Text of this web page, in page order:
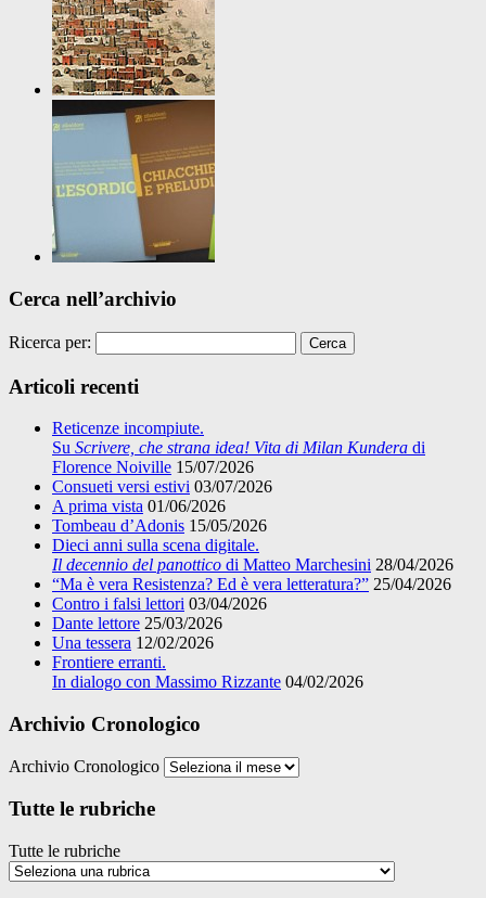
Cerca nell’archivio
Ricerca per:
Articoli recenti
Reticenze incompiute.
Su Scrivere, che strana idea! Vita di Milan Kundera di
Florence Noiville 15/07/2026
Consueti versi estivi 03/07/2026
A prima vista 01/06/2026
Tombeau d’Adonis 15/05/2026
Dieci anni sulla scena digitale.
Il decennio del panottico di Matteo Marchesini 28/04/2026
“Ma è vera Resistenza? Ed è vera letteratura?” 25/04/2026
Contro i falsi lettori 03/04/2026
Dante lettore 25/03/2026
Una tessera 12/02/2026
Frontiere erranti.
In dialogo con Massimo Rizzante 04/02/2026
Archivio Cronologico
Archivio Cronologico
Tutte le rubriche
Tutte le rubriche